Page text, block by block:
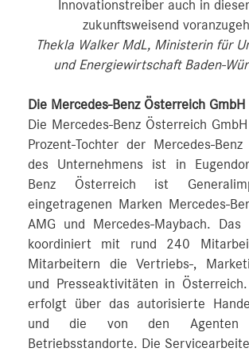
Innovationstreiber auch in
zukunftsweisend
Thekla Walker MdL, Ministerin für
und Energiewirtschaft Baden-
Die Mercedes-Benz Österreich GmbH
Die Mercedes-Benz Österreich
Prozent-Tochter der Mercedes-
des Unternehmens ist in
Benz Österreich ist
eingetragenen Marken Mercedes-
AMG und Mercedes-Maybach. Das
koordiniert mit rund 240
Mitarbeitern die Vertriebs-,
und Presseaktivitäten in
erfolgt über das autorisierte
und die von den Agenten
Betriebsstandorte. Die